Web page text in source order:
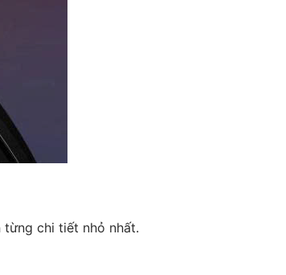
từng chi tiết nhỏ nhất.